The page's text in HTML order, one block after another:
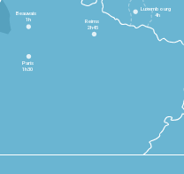
Paris
1h30
Beauvais
1h
Reims
2h45
Luxembourg
4h